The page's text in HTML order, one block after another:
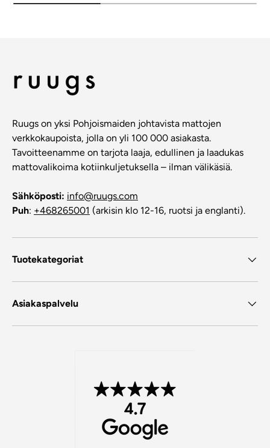
Ruugs on yksi Pohjoismaiden johtavista mattojen
verkkokaupoista, jolla on yli 100 000 asiakasta.
Tavoitteenamme on tarjota laaja, edullinen ja laadukas
mattovalikoima kotiinkuljetuksella – ilman välikäsiä.
Sähköposti: info@ruugs.com
Puh: +468265001 (arkisin klo 12-16, ruotsi ja englanti).
Tuotekategoriat
Asiakaspalvelu